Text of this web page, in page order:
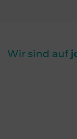
Wir sind auf